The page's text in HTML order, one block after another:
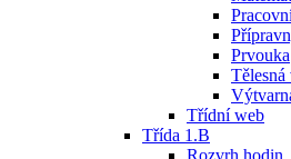
Prvouka
Tělesná
Třídní web
Třída 1.B
Rozvrh hodin